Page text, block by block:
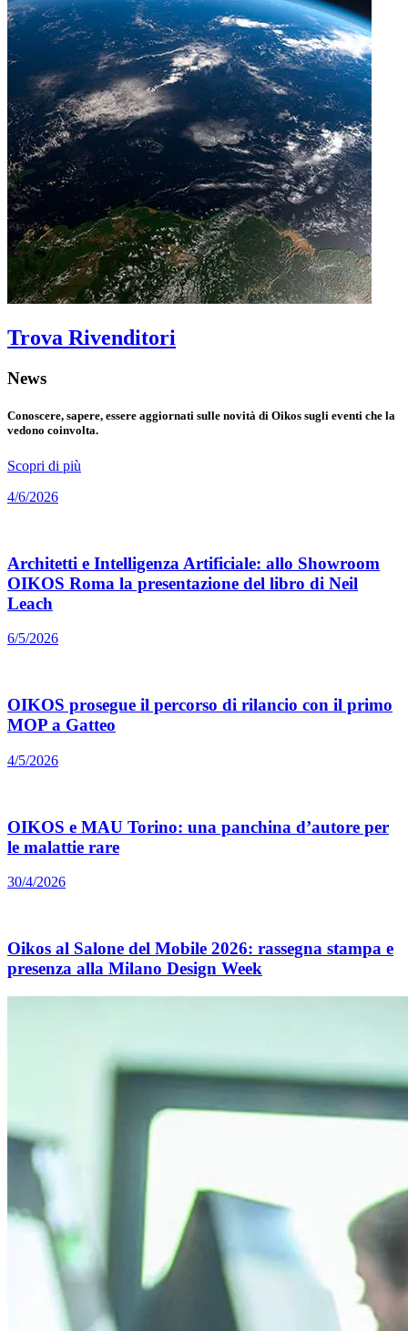
Trova Rivenditori
News
Conoscere, sapere, essere aggiornati sulle novità di Oikos sugli eventi che la
vedono coinvolta.
Scopri di più
4/6/2026
Architetti e Intelligenza Artificiale: allo Showroom
OIKOS Roma la presentazione del libro di Neil
Leach
6/5/2026
OIKOS prosegue il percorso di rilancio con il primo
MOP a Gatteo
4/5/2026
OIKOS e MAU Torino: una panchina d’autore per
le malattie rare
30/4/2026
Oikos al Salone del Mobile 2026: rassegna stampa e
presenza alla Milano Design Week